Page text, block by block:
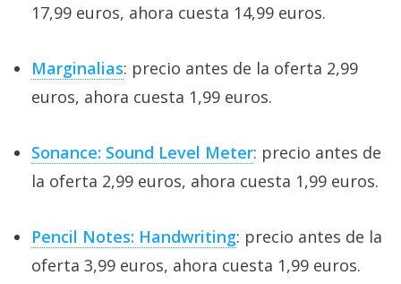
17,99 euros, ahora cuesta 14,99 euros.
Marginalias: precio antes de la oferta 2,99
euros, ahora cuesta 1,99 euros.
Sonance: Sound Level Meter: precio antes de
la oferta 2,99 euros, ahora cuesta 1,99 euros.
Pencil Notes: Handwriting: precio antes de la
oferta 3,99 euros, ahora cuesta 1,99 euros.